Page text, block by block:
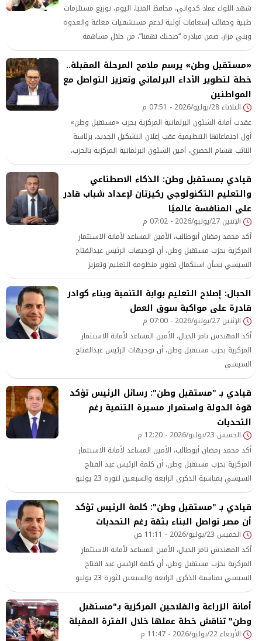
شهد اللواء عماد كدواني، محافظ المنيا، اليوم، توزيع مستلزمات
طبية وحقائب إسعافات أولية لدعم مستشفيات مغاغة والعدوة
وبني مزار، ضمن مبادرة “صحتك تهمنا”، من خلال مساهمة
مجتمعية مقدمة من حزب مستقبل وطن، في إطار دعم القطاع
الصحي وتعزيز الشراكة بين الأجهزة التنفيذية ومؤسسات
المجتمع المدني، تنفيذًا لتوجيهات القيادة السياسية بالارتقاء
بمنظومة الرعاية الصحية وتحسين جودة الخدمات المقدمة
للمواطنين.
«مستقبل وطن» يرسم ملامح المرحلة المقبلة..
خطة لتطوير الأداء البرلماني وتعزيز التواصل مع
المواطنين
الثلاثاء 28/يوليو/2026 - 07:51 م
عقدت أمانة الشئون البرلمانية المركزية بحزب «مستقبل وطن»
أول اجتماعاتها التنظيمية عقب إعلان التشكيل الجديد، برئاسة
النائب هشام الحصري، أمين الشئون البرلمانية المركزية بالحزب،
وبمشاركة الأمناء المساعدين وأعضاء هيئة مكتب الأمانة، وذلك
بمقر الأمانة المركزية للحزب
قيادي بمستقبل وطن: الذكاء الاصطناعي
والتعليم التكنولوجي ركيزتان لإعداد شباب قادر
على المنافسة عالميًا
الإثنين 27/يوليو/2026 - 07:02 م
أكد محمد رمضان أبوطالب، الأمين المساعد لأمانة الاستثمار
المركزية بحزب مستقبل وطن، أن توجيهات الرئيس عبدالفتاح
السيسي بشأن استكمال تطوير منظومة التعليم وتعزيز
الحبال: إصلاح التعليم بوابة التنمية وبناء كوادر
قادرة على مواكبة سوق العمل
الإثنين 27/يوليو/2026 - 07:00 م
أكد المهندس تامر الحبال، الأمين المساعد لأمانة الاستثمار
المركزية بحزب مستقبل وطن، أن توجيهات الرئيس عبدالفتاح
السيسي
قيادي بـ "مستقبل وطن": رسائل الرئيس تؤكد
قوة الدولة واستمرار مسيرة التنمية رغم
التحديات
الخميس 23/يوليو/2026 - 12:20 م
أكد محمد رمضان أبوطالب، الأمين المساعد لأمانة الاستثمار
المركزية بحزب مستقبل وطن، أن كلمة الرئيس عبد الفتاح
السيسي بمناسبة الذكرى الرابعة والسبعين لثورة 23 يوليو
حملت رسائل وطنية مهمة، أكدت أن الدولة المصرية تواصل
مسيرة البناء والتنمية بثقة وثبات،
قيادي بـ "مستقبل وطن": كلمة الرئيس تؤكد
أن مصر تواصل البناء بثقة رغم التحديات
الخميس 23/يوليو/2026 - 11:11 ص
أكد المهندس تامر الحبال، الأمين المساعد لأمانة الاستثمار
المركزية بحزب مستقبل وطن، أن كلمة الرئيس عبد الفتاح
السيسي بمناسبة الذكرى الرابعة والسبعين لثورة 23 يوليو
جاءت معبرة عن رؤية وطنية متكاملة، تؤكد أن الدولة
أمانة الزراعة والفلاحين المركزية بـ"مستقبل
وطن" تناقش خطة عملها خلال الفترة المقبلة
الأربعاء 22/يوليو/2026 - 11:47 م